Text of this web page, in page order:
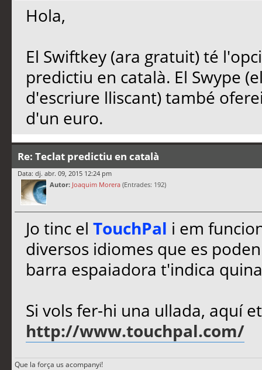
Hola,
El Swiftkey (ara gratuit) té
predictiu en català. El Swype
d'escriure lliscant) també
d'un euro.
Re: Teclat predictiu en català
Data: dj. abr. 09, 2015 12:24 pm
Autor: Joaquim Morera (Entrades: 192)
Jo tinc el TouchPal i em
diversos idiomes que es
barra espaiadora t'indica
Si vols fer-hi una ullada, aquí
http://www.touchpal.com/
Que la força us acompanyi!